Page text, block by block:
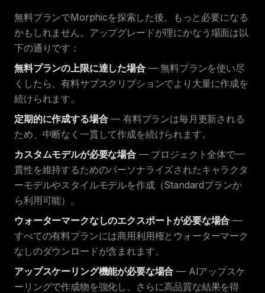
無料プランでMorphicを探索した後、もっと必要になる
かもしれません。アップグレードが理にかなう場面は以
下の通りです：
無料プランの上限に達した場合— 無料プランを使い尽
くしたら、有料サブスクリプションでより大量に作成を
続けられます。
定期的に作成する場合— 有料プランは毎月更新される
ため、中断なく一貫して作成を続けられます。
カスタムモデルが必要な場合— プロジェクト全体で一
貫性を維持するためのパーソナライズされたキャラクタ
ーモデルやスタイルモデルを作成（Standardプランか
ら利用可能）。
ウォーターマークなしのエクスポートが必要な場合 —
すべての有料プランには商用利用権とウォーターマーク
なしのダウンロードが含まれます。
アップスケーリング機能が必要な場合 — AIアップスケ
ーリングで作成物を強化し、さらに高品質な結果を得